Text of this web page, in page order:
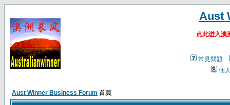
Aust
点此进入澳
常見問題
個
Aust Winner Business Forum 首頁